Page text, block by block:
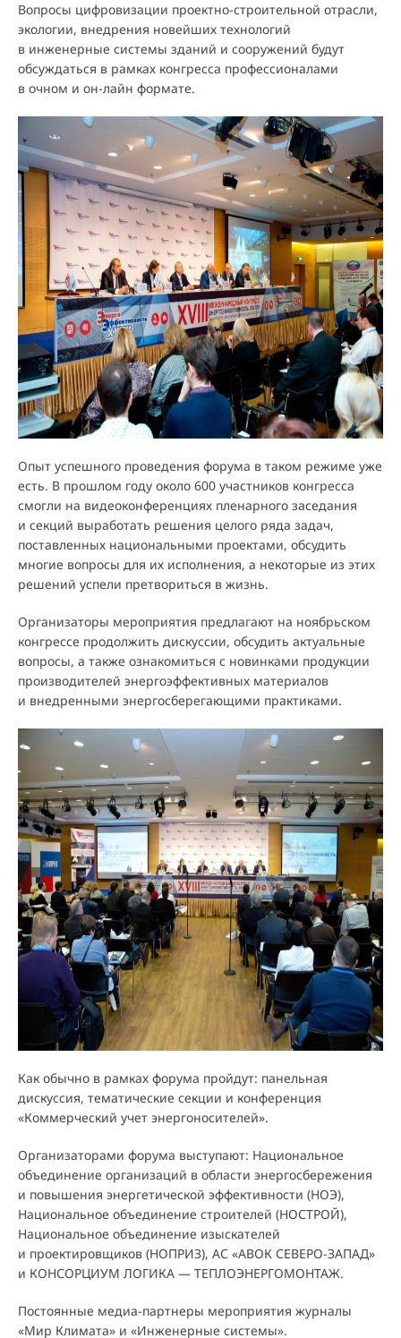
Вопросы цифровизации проектно-строительной отрасли,
экологии, внедрения новейших технологий
в инженерные системы зданий и сооружений будут
обсуждаться в рамках конгресса профессионалами
в очном и он-лайн формате.
Опыт успешного проведения форума в таком режиме уже
есть. В прошлом году около 600 участников конгресса
смогли на видеоконференциях пленарного заседания
и секций выработать решения целого ряда задач,
поставленных национальными проектами, обсудить
многие вопросы для их исполнения, а некоторые из этих
решений успели претвориться в жизнь.
Организаторы мероприятия предлагают на ноябрьском
конгрессе продолжить дискуссии, обсудить актуальные
вопросы, а также ознакомиться с новинками продукции
производителей энергоэффективных материалов
и внедренными энергосберегающими практиками.
Как обычно в рамках форума пройдут: панельная
дискуссия, тематические секции и конференция
«Коммерческий учет энергоносителей».
Организаторами форума выступают: Национальное
объединение организаций в области энергосбережения
и повышения энергетической эффективности (НОЭ),
Национальное объединение строителей (НОСТРОЙ),
Национальное объединение изыскателей
и проектировщиков (НОПРИЗ), АС «АВОК СЕВЕРО-ЗАПАД»
и КОНСОРЦИУМ ЛОГИКА — ТЕПЛОЭНЕРГОМОНТАЖ.
Постоянные медиа-партнеры мероприятия журналы
«Мир Климата» и «Инженерные системы».